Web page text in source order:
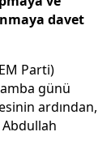
davet
Parti)
günü
ardından,
Abdullah